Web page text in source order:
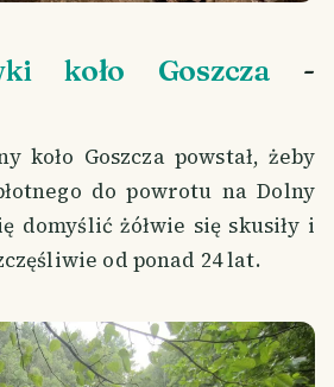
koło Goszcza -
koło Goszcza powstał, żeby
do powrotu na Dolny
domyślić żółwie się skusiły i
od ponad 24 lat.